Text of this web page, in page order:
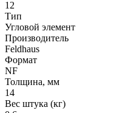
12
Тип
Угловой элемент
Производитель
Feldhaus
Формат
NF
Толщина, мм
14
Вес штука (кг)